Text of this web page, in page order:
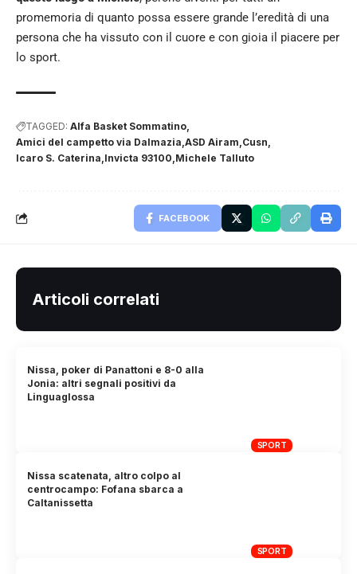
promemoria di quanto possa essere grande l’eredità di una
persona che ha vissuto con il cuore e con gioia il piacere per
lo sport.
TAGGED: Alfa Basket Sommatino
Amici del campetto via Dalmazia ASD Airam Cusn
Icaro S. Caterina Invicta 93100 Michele Talluto
FACEBOOK
Articoli correlati
SPORT
Nissa, poker di Panattoni e 8-0 alla
Jonia: altri segnali positivi da
Linguaglossa
SPORT
Nissa scatenata, altro colpo al
centrocampo: Fofana sbarca a
Caltanissetta